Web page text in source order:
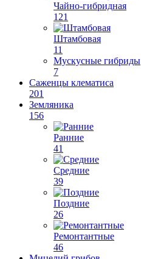
Чайно-гибридная
121
Штамбовая
11
Мускусные гибриды
7
Саженцы клематиса
201
Земляника
156
Ранние
41
Средние
39
Поздние
26
Ремонтантные
46